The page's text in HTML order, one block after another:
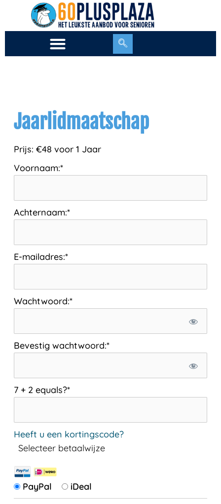
de
Jaarlidmaatschap
Prijs: €48 voor 1 Jaar
Voornaam:*
Achternaam:*
E-mailadres:*
Wachtwoord:*
Bevestig wachtwoord:*
7 + 2 equals?*
Heeft u een kortingscode?
Selecteer betaalwijze
PayPal iDeal